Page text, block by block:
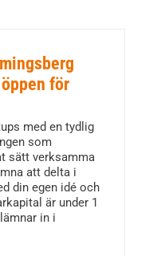
för
med en tydlig
som
sätt verksamma
att delta i
din egen idé och
är under 1
in i